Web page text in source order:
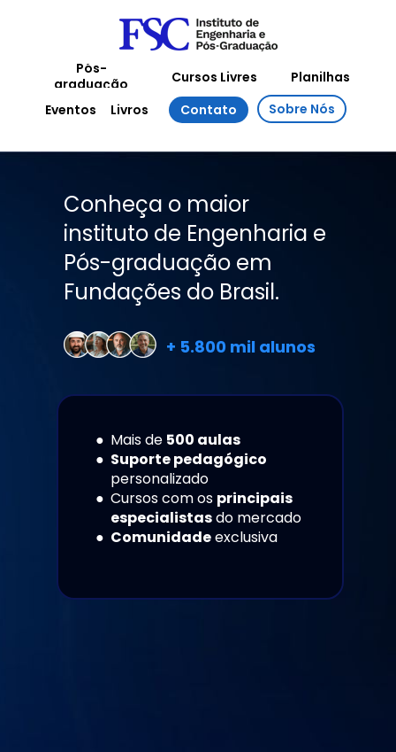
Sobre Nós
Contato
Planilhas
Livros
Cursos Livres
Eventos
Pós-
graduação
Conheça o maior
instituto de Engenharia e
Pós-graduação em
Fundações do Brasil.
Mais de 500 aulas
Suporte pedagógico
personalizado
Cursos com os principais
especialistas do mercado
Comunidade exclusiva
+ 5.800 mil alunos